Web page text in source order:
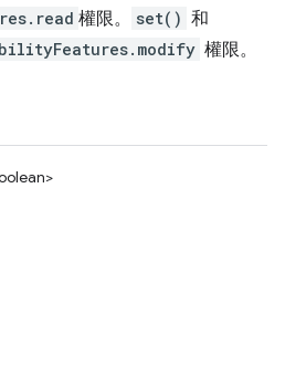
權限。 set() 和
權限。